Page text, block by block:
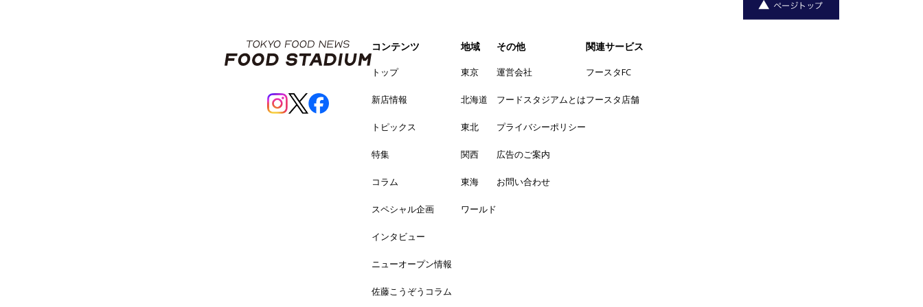
コンテンツ
トップ
新店情報
トピックス
特集
コラム
スペシャル企画
インタビュー
ニューオープン情報
佐藤こうぞうコラム
地域
東京
北海道
東北
関西
東海
ワールド
その他
運営会社
フードスタジアムとは
プライバシーポリシー
広告のご案内
お問い合わせ
関連サービス
フースタFC
フースタ店舗